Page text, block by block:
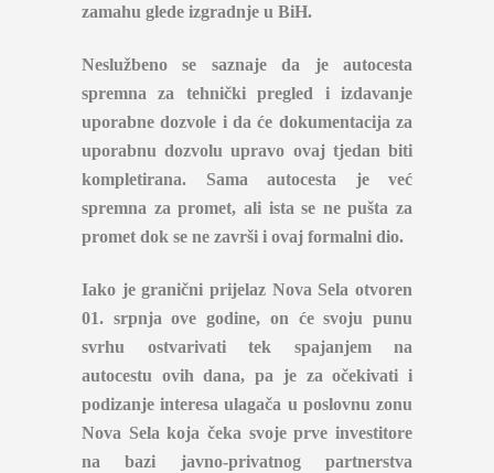
zamahu glede izgradnje u BiH.
Neslužbeno se saznaje da je autocesta
spremna za tehnički pregled i izdavanje
uporabne dozvole i da će dokumentacija za
uporabnu dozvolu upravo ovaj tjedan biti
kompletirana. Sama autocesta je već
spremna za promet, ali ista se ne pušta za
promet dok se ne završi i ovaj formalni dio.
Iako je granični prijelaz Nova Sela otvoren
01. srpnja ove godine, on će svoju punu
svrhu ostvarivati tek spajanjem na
autocestu ovih dana, pa je za očekivati i
podizanje interesa ulagača u poslovnu zonu
Nova Sela koja čeka svoje prve investitore
na bazi javno-privatnog partnerstva